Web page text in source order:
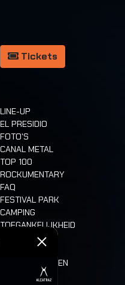
Tickets
LINE-UP
EL PRESIDIO
FOTO'S
CANAL METAL
TOP 100
ROCKUMENTARY
FAQ
FESTIVAL PARK
CAMPING
TOEGANKELIJKHEID
CASHLESS
ETEN EN DRINKEN
MOBILITEIT